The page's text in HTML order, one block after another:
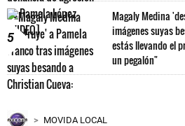
5
Magaly Medina
imágenes suyas
estás llevando el
un pegalón"
MOVIDA LOCAL